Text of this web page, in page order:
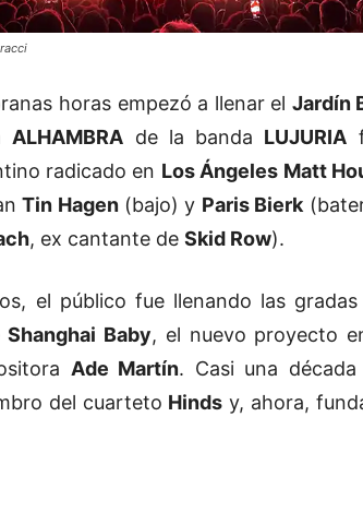
horas empezó a llenar el Jardín
ALHAMBRA de la banda LUJURIA
radicado en Los Ángeles Matt
Tin Hagen(bajo) y Paris Bierk
, ex cantante de Skid Row).
el público fue llenando las
Shanghai Baby, el nuevo proyecto
Ade Martín. Casi una
del cuarteto Hinds y, ahora,